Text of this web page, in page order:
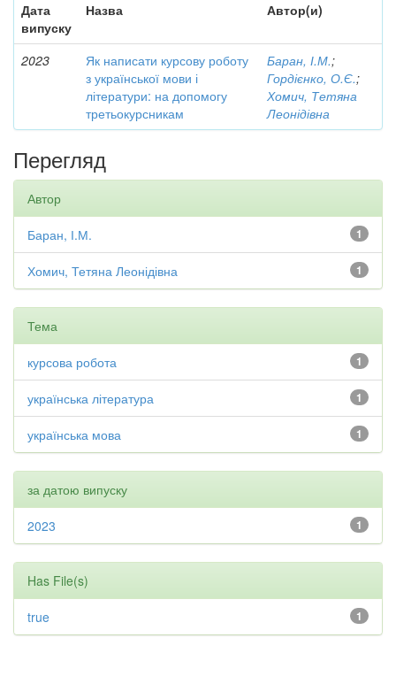
Дата
випуску
Назва Автор(и)
2023
Як написати курсову роботу
з української мови і
літератури: на допомогу
третьокурсникам
Баран, І.М.;
Гордієнко, О.Є.;
Хомич, Тетяна
Леонідівна
Перегляд
Автор
1
Баран, І.М.
1
Хомич, Тетяна Леонідівна
Тема
1
курсова робота
1
українська література
1
українська мова
за датою випуску
1
2023
Has File(s)
1
true